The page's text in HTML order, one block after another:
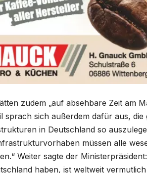
zudem „auf absehbare Zeit am
sprach sich außerdem dafür aus,
in Deutschland so
müssen alle
Weiter sagte der
haben, ist weltweit